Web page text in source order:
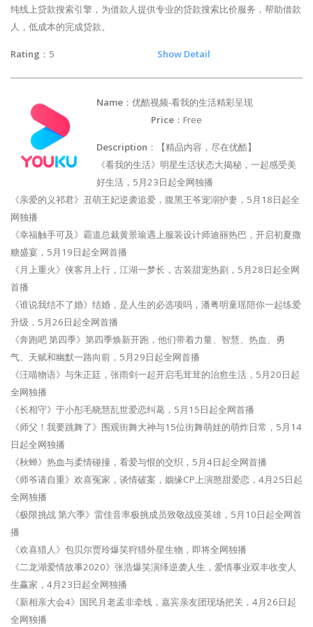
纯线上贷款搜索引擎，为借款人提供专业的贷款搜索比价服务，帮助借款
人，低成本的完成贷款。
Rating ：5 Show Detail
Name ：优酷视频-看我的生活精彩呈现
Price ：Free
Description ：【精品内容，尽在优酷】
《看我的生活》明星生活状态大揭秘，一起感受美
好生活，5月23日起全网独播
《亲爱的义祁君》丑萌王妃逆袭追爱，腹黑王爷宠溺护妻，5月18日起全
网独播
《幸福触手可及》霸道总裁黄景瑜遇上服装设计师迪丽热巴，开启初夏撒
糖盛宴，5月19日起全网首播
《月上重火》侠客月上行，江湖一梦长，古装甜宠热剧，5月28日起全网
首播
《谁说我结不了婚》结婚，是人生的必选项吗，潘粤明童瑶陪你一起练爱
升级，5月26日起全网首播
《奔跑吧 第四季》第四季焕新开跑，他们带着力量、智慧、热血、勇
气、天赋和幽默一路向前，5月29日起全网首播
《汪喵物语》与朱正廷，张雨剑一起开启毛茸茸的治愈生活，5月20日起
全网独播
《长相守》于小彤毛晓慧乱世爱恋纠葛，5月15日起全网首播
《师父！我要跳舞了》围观街舞大神与15位街舞萌娃的萌炸日常，5月14
日起全网独播
《秋蝉》热血与柔情碰撞，看爱与恨的交织，5月4日起全网首播
《师爷请自重》欢喜冤家，谈情破案，姻缘CP上演憨甜爱恋，4月25日起
全网独播
《极限挑战 第六季》雷佳音率极挑成员致敬战疫英雄，5月10日起全网首
播
《欢喜猎人》包贝尔贾玲爆笑狩猎外星生物，即将全网独播
《二龙湖爱情故事2020》张浩爆笑演绎逆袭人生，爱情事业双丰收变人
生赢家，4月23日起全网独播
《新相亲大会4》国民月老孟非牵线，嘉宾亲友团现场把关，4月26日起
全网独播